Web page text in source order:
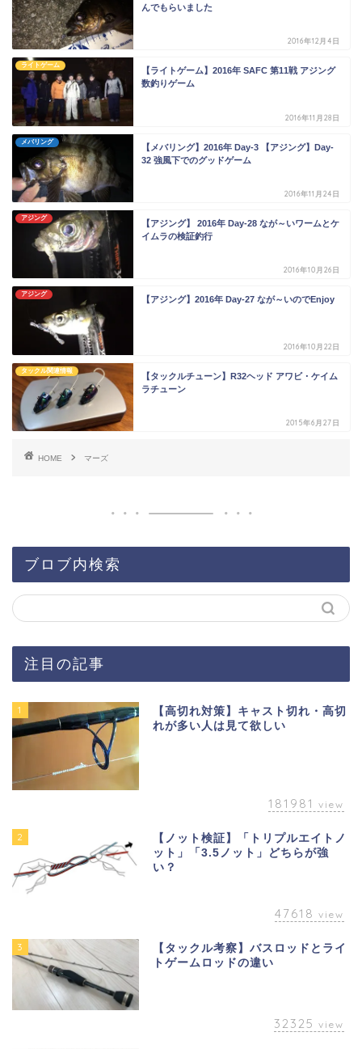
んでもらいました
2016年12月4日
ライトゲーム
【ライトゲーム】2016年 SAFC 第11戦 アジング
数釣りゲーム
2016年11月28日
メバリング
【メバリング】2016年 Day-3 【アジング】Day-
32 強風下でのグッドゲーム
2016年11月24日
アジング
【アジング】 2016年 Day-28 なが～いワームとケ
イムラの検証釣行
2016年10月26日
アジング
【アジング】2016年 Day-27 なが～いのでEnjoy
2016年10月22日
タックル関連情報
【タックルチューン】R32ヘッド アワビ・ケイム
ラチューン
2015年6月27日
HOME マーズ
ブロブ内検索
注目の記事
1
【高切れ対策】キャスト切れ・高切
れが多い人は見て欲しい
181981 view
2
【ノット検証】「トリプルエイトノ
ット」「3.5ノット」どちらが強
い？
47618 view
3
【タックル考察】バスロッドとライ
トゲームロッドの違い
32325 view